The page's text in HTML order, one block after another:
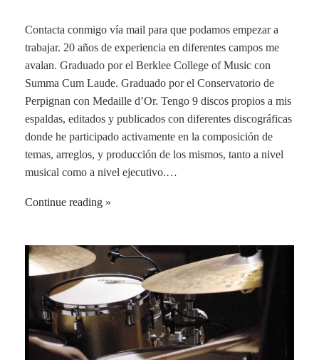
Contacta conmigo vía mail para que podamos empezar a
trabajar. 20 años de experiencia en diferentes campos me
avalan. Graduado por el Berklee College of Music con
Summa Cum Laude. Graduado por el Conservatorio de
Perpignan con Medaille d’Or. Tengo 9 discos propios a mis
espaldas, editados y publicados con diferentes discográficas
donde he participado activamente en la composición de
temas, arreglos, y producción de los mismos, tanto a nivel
musical como a nivel ejecutivo.…
Continue reading